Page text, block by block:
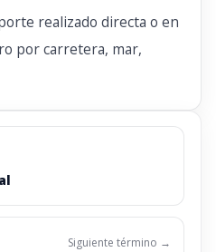
realizado directa o en
por carretera, mar,
Siguiente término →